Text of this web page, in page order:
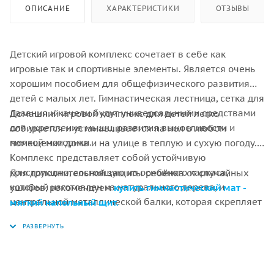
ОПИСАНИЕ ХАРАКТЕРИСТИКИ ОТЗЫВЫ
Детский игровой комплекс сочетает в себе как
игровые так и спортивные элементы. Является очень
хорошим пособием для общефизического развития
детей с малых лет. Гимнастическая лестница, сетка для
лазания и качели будут универсальными средствами
для укрепления мышц, развития выносливости и
мелкой моторики.
Домашний игровой комплекс для детей легко
собирается и устанавливается на пол в любом
помещении дома и на улице в теплую и сухую погоду.
Комплекс представляет собой устойчивую
конструкцию, состоящую из основного каркаса,
который изготовлен из натурального дерева, и
центральной металлической балки, которая скрепляет
элементов домашнего игрового комплекса.
Для дополнительной защиты ребёнка от случайных
ушибов, рекомендуемкупить гимнастический мат -
мягкий напольный щит.